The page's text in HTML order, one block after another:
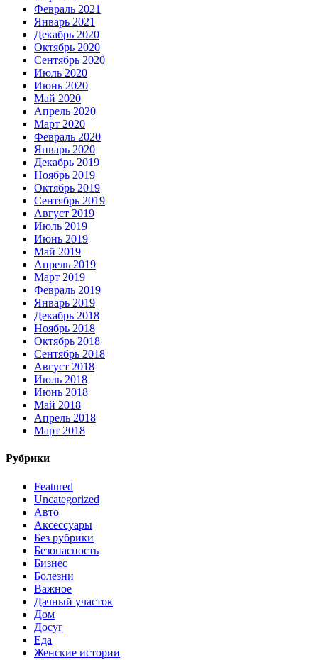
Февраль 2021
Январь 2021
Декабрь 2020
Октябрь 2020
Сентябрь 2020
Июль 2020
Июнь 2020
Май 2020
Апрель 2020
Март 2020
Февраль 2020
Январь 2020
Декабрь 2019
Ноябрь 2019
Октябрь 2019
Сентябрь 2019
Август 2019
Июль 2019
Июнь 2019
Май 2019
Апрель 2019
Март 2019
Февраль 2019
Январь 2019
Декабрь 2018
Ноябрь 2018
Октябрь 2018
Сентябрь 2018
Август 2018
Июль 2018
Июнь 2018
Май 2018
Апрель 2018
Март 2018
Рубрики
Featured
Uncategorized
Авто
Аксессуары
Без рубрики
Безопасность
Бизнес
Болезни
Важное
Дачный участок
Дом
Досуг
Еда
Женские истории